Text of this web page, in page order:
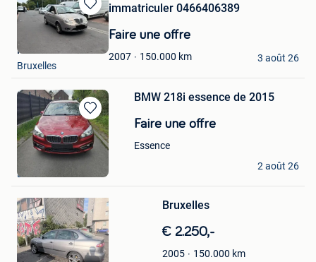
Sauvegarder
dans
Mes
Favoris
immatriculer 0466406389
Faire une offre
2007 150.000 km
Ismael Akki
Bruxelles
3 août 26
Sauvegarder
dans
Mes
Favoris
BMW 218i essence de 2015
Faire une offre
Essence
particulier
Bruxelles
2 août 26
dans
Mes
Favoris
Bruxelles
€ 2.250,-
2005 150.000 km